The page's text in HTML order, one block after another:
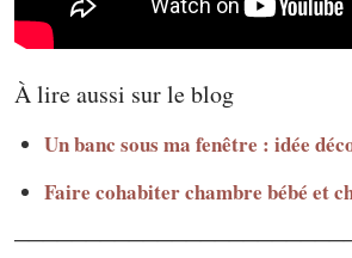
À lire aussi sur le blog
Un banc sous ma fenêtre : idée
Faire cohabiter chambre bébé et